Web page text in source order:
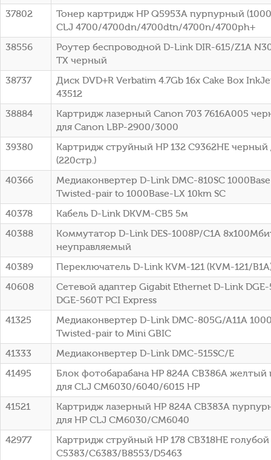
37802
Тонер картридж HP Q5953A пурпурный
CLJ 4700/4700dn/4700dtn/4700n/4700ph+
38556
Роутер беспроводной D-Link DIR-615/Z1A
TX черный
38737
Диск DVD+R Verbatim 4.7Gb 16x Cake Box
43512
38884
Картридж лазерный Canon 703 7616A005
для Canon LBP-2900/3000
39380
Картридж струйный HP 132 C9362HE черный
(220стр.)
40366
Медиаконвертер D-Link DMC-810SC
Twisted-pair to 1000Base-LX 10km SC
40378
Кабель D-Link DKVM-CB5 5м
40388
Коммутатор D-Link DES-1008P/C1A
неуправляемый
40389
Переключатель D-Link KVM-121 (KVM-121/
40608
Сетевой адаптер Gigabit Ethernet D-Link DGE-
DGE-560T PCI Express
41325
Медиаконвертер D-Link DMC-805G/A11A
Twisted-pair to Mini GBIC
41333
Медиаконвертер D-Link DMC-515SC/E
41495
Блок фотобарабана HP 824A CB386A желтый
для CLJ CM6030/6040/6015 HP
41521
Картридж лазерный HP 824A CB383A
для HP CLJ CM6030/CM6040
42977
Картридж струйный HP 178 CB318HE голубой
C5383/C6383/B8553/D5463